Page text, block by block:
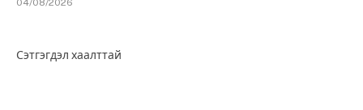
04/08/2026
Сэтгэгдэл хаалттай